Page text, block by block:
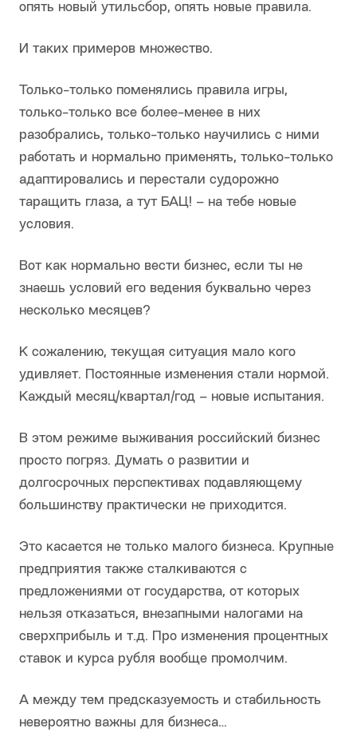
опять новый утильсбор, опять новые правила.
И таких примеров множество.
Только-только поменялись правила игры,
только-только все более-менее в них
разобрались, только-только научились с ними
работать и нормально применять, только-только
адаптировались и перестали судорожно
таращить глаза, а тут БАЦ! – на тебе новые
условия.
Вот как нормально вести бизнес, если ты не
знаешь условий его ведения буквально через
несколько месяцев?
К сожалению, текущая ситуация мало кого
удивляет. Постоянные изменения стали нормой.
Каждый месяц/квартал/год – новые испытания.
В этом режиме выживания российский бизнес
просто погряз. Думать о развитии и
долгосрочных перспективах подавляющему
большинству практически не приходится.
Это касается не только малого бизнеса. Крупные
предприятия также сталкиваются с
предложениями от государства, от которых
нельзя отказаться, внезапными налогами на
сверхприбыль и т.д. Про изменения процентных
ставок и курса рубля вообще промолчим.
А между тем предсказуемость и стабильность
невероятно важны для бизнеса…